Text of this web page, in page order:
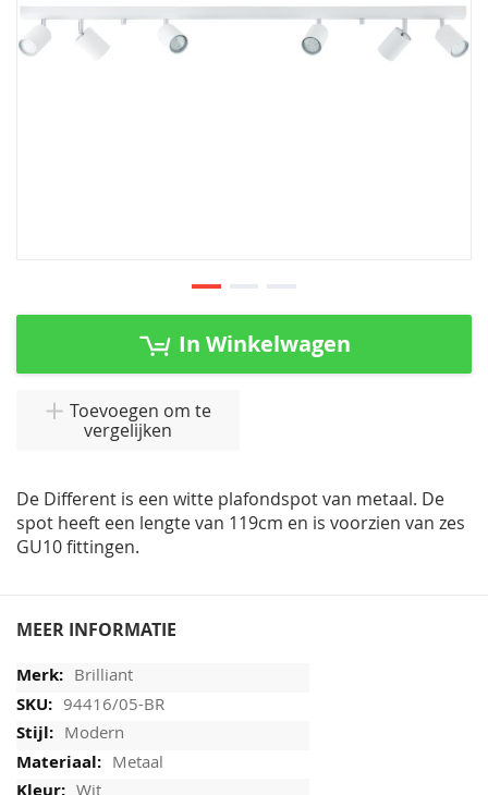
Ga
In Winkelwagen
Toevoegen om te
vergelijken
De Different is een witte plafondspot van metaal. De
spot heeft een lengte van 119cm en is voorzien van zes
GU10 fittingen.
MEER INFORMATIE
Brilliant
94416/05-BR
Modern
Metaal
Wit